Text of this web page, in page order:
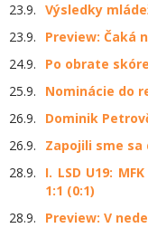
23.9. Výsledky
23.9.
Preview: Čaká
24.9.
Po obrate
25.9.
Nominácie do
26.9.
Dominik
26.9.
Zapojili sme
28.9.
I. LSD U19:
1:1 (0:1)
28.9.
Preview: V